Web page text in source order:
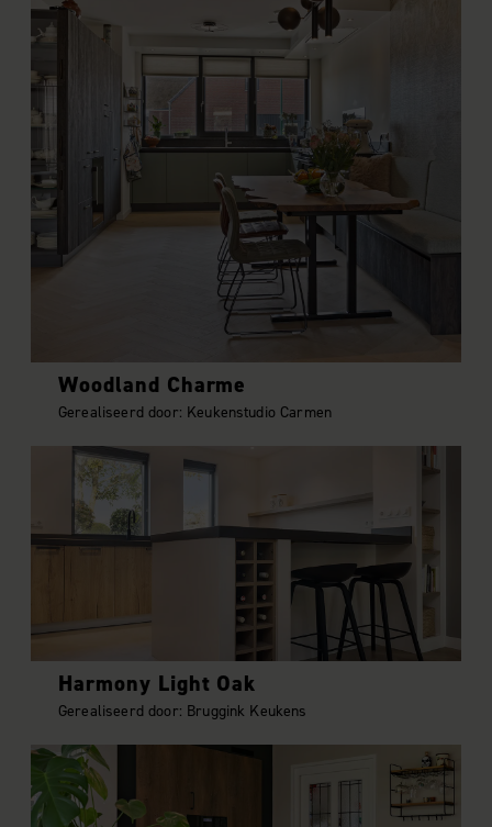
Woodland Charme
Gerealiseerd door: Keukenstudio Carmen
Harmony Light Oak
Gerealiseerd door: Bruggink Keukens